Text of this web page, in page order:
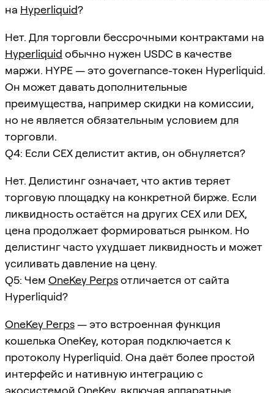
на Hyperliquid?
Нет. Для торговли бессрочными контрактами на
Hyperliquid обычно нужен USDC в качестве
маржи. HYPE — это governance-токен Hyperliquid.
Он может давать дополнительные
преимущества, например скидки на комиссии,
но не является обязательным условием для
торговли.
Q4: Если CEX делистит актив, он обнуляется?
Нет. Делистинг означает, что актив теряет
торговую площадку на конкретной бирже. Если
ликвидность остаётся на других CEX или DEX,
цена продолжает формироваться рынком. Но
делистинг часто ухудшает ликвидность и может
усиливать давление на цену.
Q5: Чем OneKey Perpsотличается от сайта
Hyperliquid?
OneKey Perps— это встроенная функция
кошелька OneKey, которая подключается к
протоколу Hyperliquid. Она даёт более простой
интерфейс и нативную интеграцию с
экосистемой OneKey, включая аппаратные